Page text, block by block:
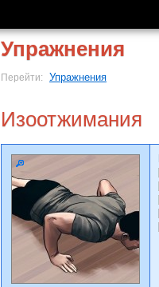
Упражнения
Перейти: Упражнения
Изоотжимания